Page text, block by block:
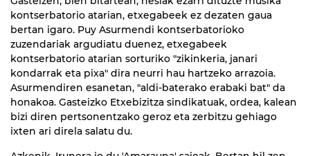
kontserbatorio atarian, etxegabeek ez dezaten gaua
bertan igaro. Puy Asurmendi kontserbatorioko
zuzendariak argudiatu duenez, etxegabeek
kontserbatorio atarian sorturiko "zikinkeria, janari
kondarrak eta pixa" dira neurri hau hartzeko arrazoia.
Asurmendiren esanetan, "aldi-baterako erabaki bat" da
honakoa. Gasteizko Etxebizitza sindikatuak, ordea, kalean
bizi diren pertsonentzako geroz eta zerbitzu gehiago
ixten ari direla salatu du.